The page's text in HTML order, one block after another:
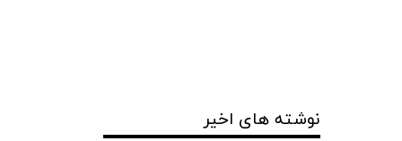
نوشته های اخیر